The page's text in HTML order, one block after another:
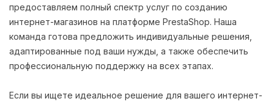
предоставляем полный спектр услуг по созданию
интернет-магазинов на платформе PrestaShop. Наша
команда готова предложить индивидуальные решения,
адаптированные под ваши нужды, а также обеспечить
профессиональную поддержку на всех этапах.
Если вы ищете идеальное решение для вашего интернет-